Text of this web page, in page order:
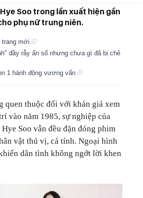
Soo trong lần xuất hiện gần
phụ nữ trung niên.
trang mới
đầy rẫy ẩn số nhưng chưa gì đã bị chê
1 hành động vương vấn
quen thuộc đối với khán giả xem
vào năm 1985, sự nghiệp của
Soo vẫn đều đặn đóng phim
vật thú vị, cá tính. Ngoại hình
dân tình không ngớt lời khen